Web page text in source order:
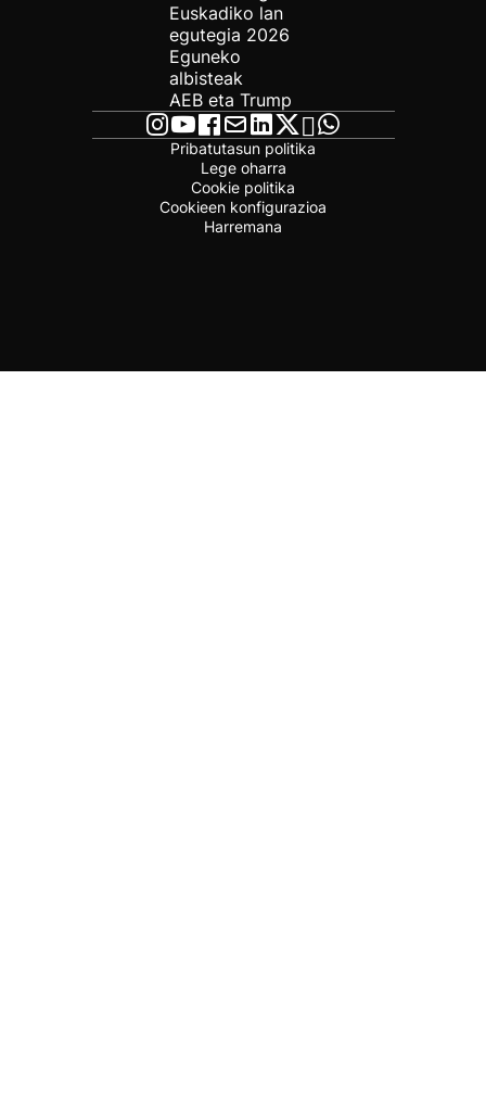
Euskadiko lan
egutegia 2026
Eguneko
albisteak
AEB eta Trump
Pribatutasun politika
Lege oharra
Cookie politika
Cookieen konfigurazioa
Harremana